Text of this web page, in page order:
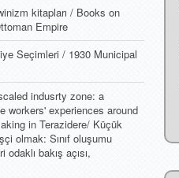
kitapları / Books on
Empire
Seçimleri / 1930 Municipal
indusrty zone: a
workers' experiences around
in Terazidere/ Küçük
olmak: Sınıf oluşumu
bakış açısı,